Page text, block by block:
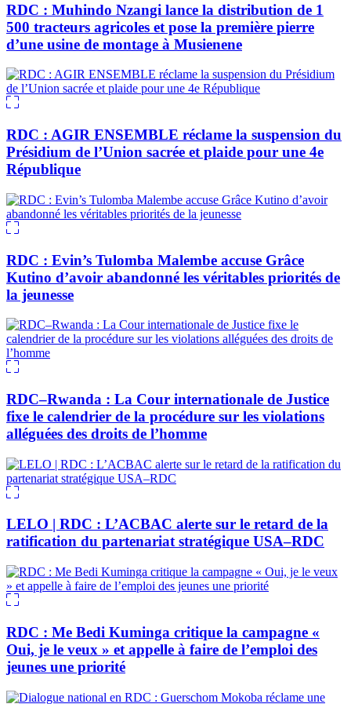
RDC : Muhindo Nzangi lance la distribution de 1
500 tracteurs agricoles et pose la première pierre
d’une usine de montage à Musienene
RDC : AGIR ENSEMBLE réclame la suspension du
Présidium de l’Union sacrée et plaide pour une 4e
République
RDC : Evin’s Tulomba Malembe accuse Grâce
Kutino d’avoir abandonné les véritables priorités de
la jeunesse
RDC–Rwanda : La Cour internationale de Justice
fixe le calendrier de la procédure sur les violations
alléguées des droits de l’homme
LELO | RDC : L’ACBAC alerte sur le retard de la
ratification du partenariat stratégique USA–RDC
RDC : Me Bedi Kuminga critique la campagne «
Oui, je le veux » et appelle à faire de l’emploi des
jeunes une priorité